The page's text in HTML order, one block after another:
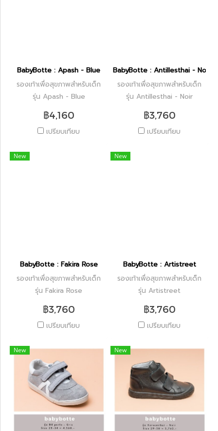
BabyBotte : Apash - Blue
รองเท้าเพื่อสุขภาพสำหรับเด็ก
รุ่น Apash - Blue
฿4,160
เปรียบเทียบ
BabyBotte : Antillesthai - Noir
รองเท้าเพื่อสุขภาพสำหรับเด็ก
รุ่น Antillesthai - Noir
฿3,760
เปรียบเทียบ
New
BabyBotte : Fakira Rose
รองเท้าเพื่อสุขภาพสำหรับเด็ก
รุ่น Fakira Rose
฿3,760
เปรียบเทียบ
New
BabyBotte : Artistreet
รองเท้าเพื่อสุขภาพสำหรับเด็ก
รุ่น Artistreet
฿3,760
เปรียบเทียบ
New New